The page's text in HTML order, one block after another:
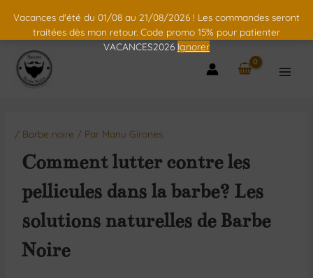
Vacances d'été du 01/08 au 21/08/2026 ! Les commandes seront
traitées dès mon retour. Code promo 15% pour patienter
VACANCES2026 Ignorer
/ Barbe noire / Par Manu Girones
Comment lutter contre les
pellicules dans la barbe? Les
solutions naturelles de Barbe
Noire